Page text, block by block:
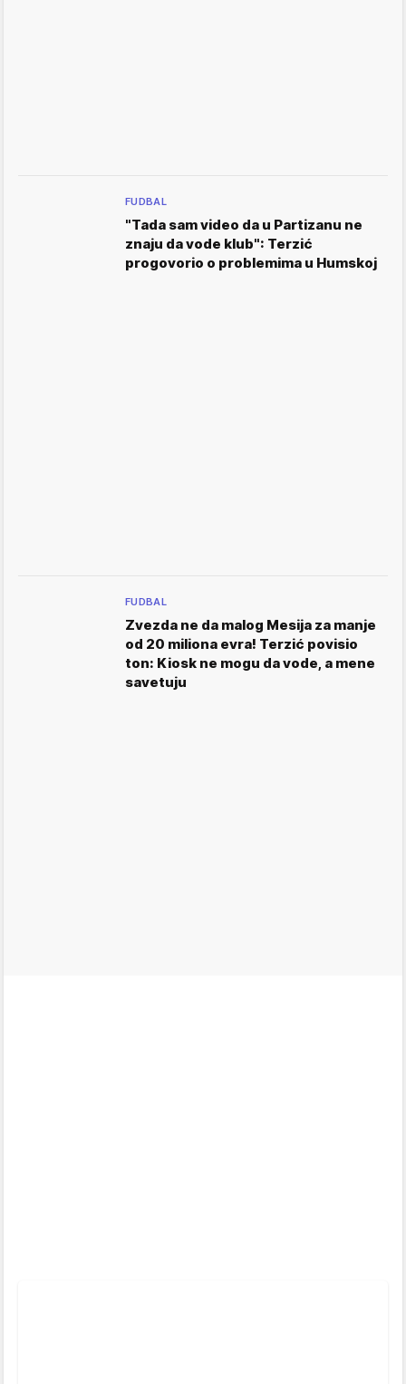
FUDBAL
"Tada sam video da u Partizanu ne
znaju da vode klub": Terzić
progovorio o problemima u Humskoj
FUDBAL
Zvezda ne da malog Mesija za manje
od 20 miliona evra! Terzić povisio
ton: Kiosk ne mogu da vode, a mene
savetuju